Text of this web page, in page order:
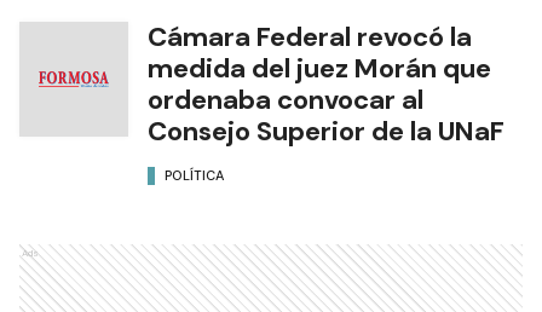
Cámara Federal revocó la
medida del juez Morán que
ordenaba convocar al
Consejo Superior de la UNaF
POLÍTICA
Ads